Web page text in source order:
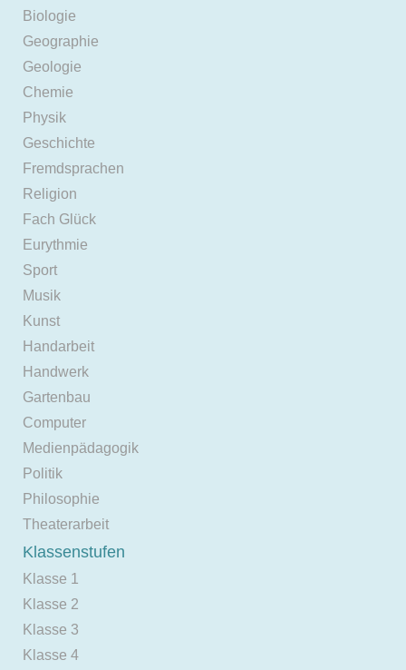
Biologie
Geographie
Geologie
Chemie
Physik
Geschichte
Fremdsprachen
Religion
Fach Glück
Eurythmie
Sport
Musik
Kunst
Handarbeit
Handwerk
Gartenbau
Computer
Medienpädagogik
Politik
Philosophie
Theaterarbeit
Klassenstufen
Klasse 1
Klasse 2
Klasse 3
Klasse 4